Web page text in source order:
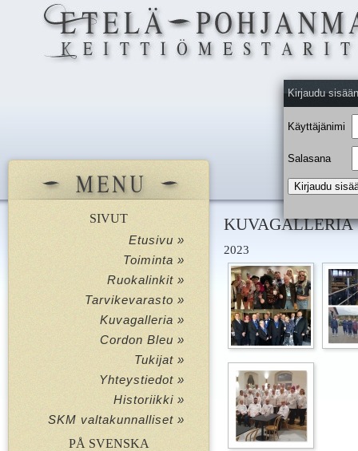
SIVUT
Etusivu »
Toiminta »
Ruokalinkit »
Tarvikevarasto »
Kuvagalleria »
Cordon Bleu »
Tukijat »
Yhteystiedot »
Historiikki »
SKM valtakunnalliset »
PÅ SVENSKA
Kirjaudu sisään
Käyttäjänimi
Salasana
KUVAGALLERIA
2023